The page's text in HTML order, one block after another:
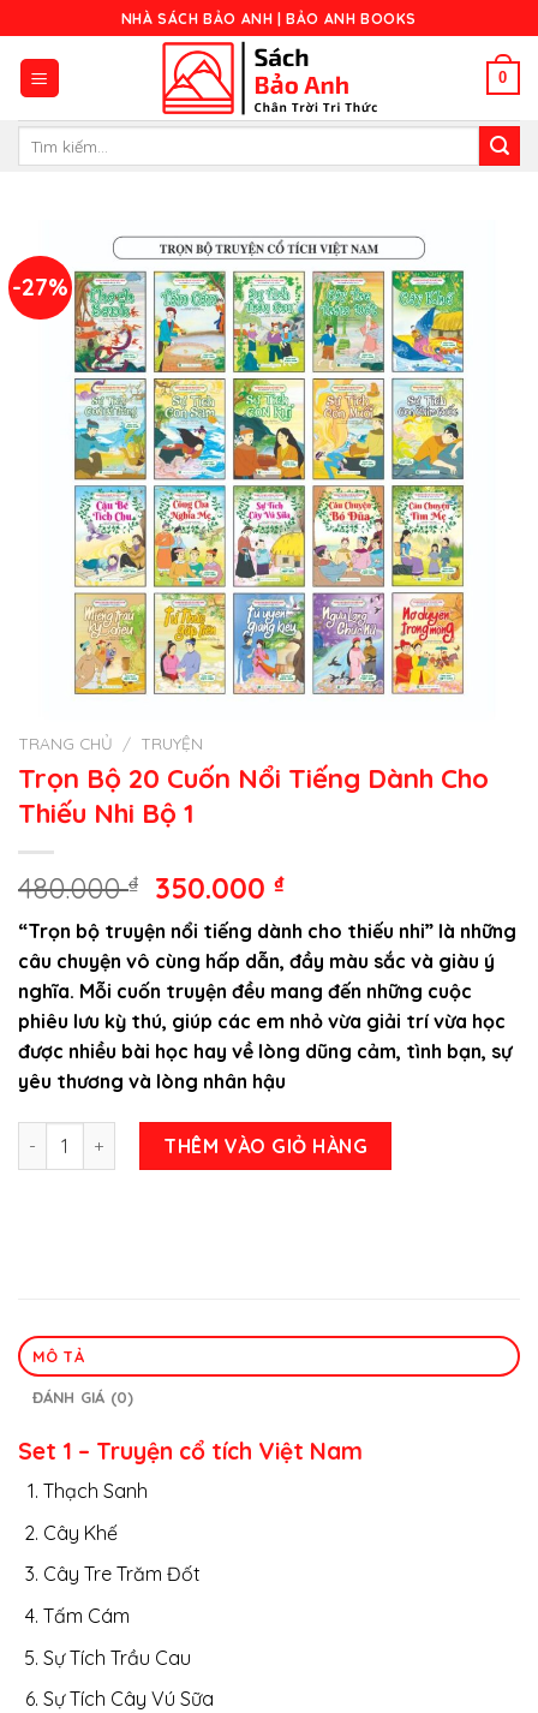
to
content
NHÀ SÁCH BẢO ANH | BẢO ANH BOOKS
0
-27%
TRANG CHỦ / TRUYỆN
Trọn Bộ 20 Cuốn Nổi Tiếng Dành Cho
Thiếu Nhi Bộ 1
480.000₫
Giá
gốc
là:
480.000 ₫.
350.000₫Giá
hiện
tại
là:
350.000 ₫.
“Trọn bộ truyện nổi tiếng dành cho thiếu nhi” là những
câu chuyện vô cùng hấp dẫn, đầy màu sắc và giàu ý
nghĩa. Mỗi cuốn truyện đều mang đến những cuộc
phiêu lưu kỳ thú, giúp các em nhỏ vừa giải trí vừa học
được nhiều bài học hay về lòng dũng cảm, tình bạn, sự
yêu thương và lòng nhân hậu
Trọn Bộ 20 Cuốn Nổi Tiếng Dành Cho Thiếu Nhi Bộ 1 số lượng
THÊM VÀO GIỎ HÀNG
MÔ TẢ
ĐÁNH GIÁ (0)
Set 1 – Truyện cổ tích Việt Nam
Thạch Sanh
Cây Khế
Cây Tre Trăm Đốt
Tấm Cám
Sự Tích Trầu Cau
Sự Tích Cây Vú Sữa